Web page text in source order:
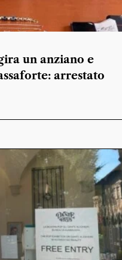
un anziano e
arrestato